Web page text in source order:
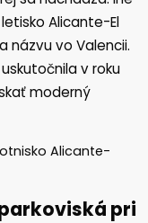
Alicante-El
vo Valencii.
v roku
moderný
Alicante-
pri